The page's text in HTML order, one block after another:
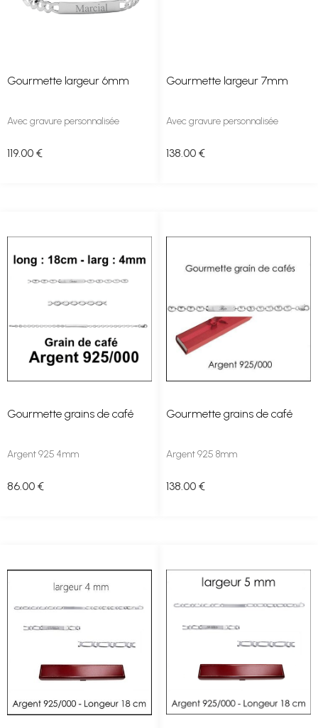
Gourmette largeur 6mm
Avec gravure personnalisée
119.00 €
Gourmette largeur 7mm
Avec gravure personnalisée
138 .00 €
Gourmette grains de café
Argent 925 4mm
86.00 €
Gourmette grains de café
Argent 925 8mm
138 .00 €